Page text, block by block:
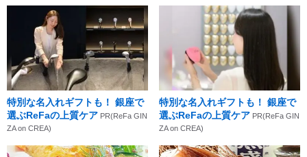
特別な名入れギフトも！ 銀座で
選ぶReFaの上質ケア PR(ReFa GIN
ZA on CREA)
特別な名入れギフトも！ 銀座で
選ぶReFaの上質ケア PR(ReFa GIN
ZA on CREA)